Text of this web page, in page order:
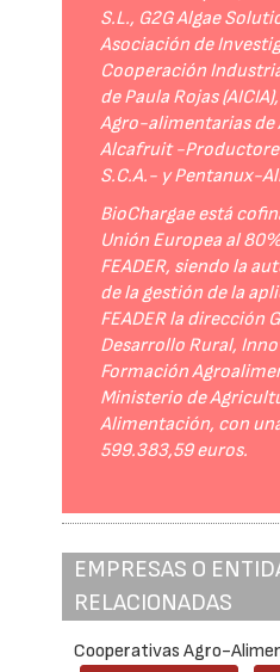
S.L., G2G Algae
Asociación de
Cooperación
de Paula Rojas
Agro-alimentarias de
Alcafruit -
S.C.A.- y Pentanux-
BioChargae está
Unión Europea al
FEADER, siendo la
de la gestión de la
FEADER la dirección
Desarrollo Rural,
Formación
Ministerio de
Alimentación, con
599.383,59 euros.
EMPRESAS O
RELACIONADAS
Cooperativas Agro-